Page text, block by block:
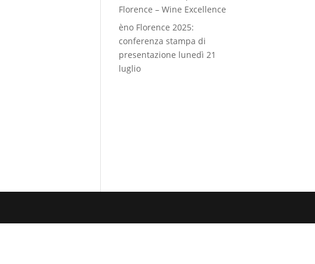
Florence – Wine Excellence
èno Florence 2025:
conferenza stampa di
presentazione lunedì 21
luglio